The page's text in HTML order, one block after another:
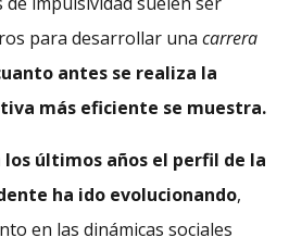
para desarrollar una carrera
antes se realiza la
más eficiente se muestra.
los últimos años el perfil de la
ha ido evolucionando,
en las dinámicas sociales